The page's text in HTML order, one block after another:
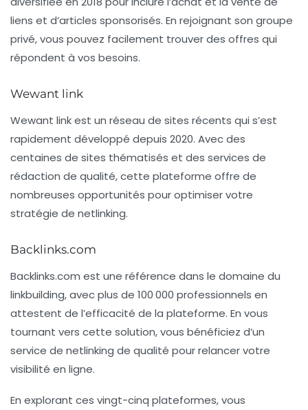
liens et d’articles sponsorisés. En rejoignant son groupe
privé, vous pouvez facilement trouver des offres qui
répondent à vos besoins.
Wewant link
Wewant linkest un réseau de sites récents qui s’est
rapidement développé depuis 2020. Avec des
centaines de sites thématisés et des services de
rédaction de qualité, cette plateforme offre de
nombreuses opportunités pour optimiser votre
stratégie de netlinking.
Backlinks.com
Backlinks.com est une référence dans le domaine du
linkbuilding, avec plus de 100 000 professionnels en
attestent de l’efficacité de la plateforme. En vous
tournant vers cette solution, vous bénéficiez d’un
service de netlinking de qualité pour relancer votre
visibilité en ligne.
En explorant ces vingt-cinq plateformes, vous